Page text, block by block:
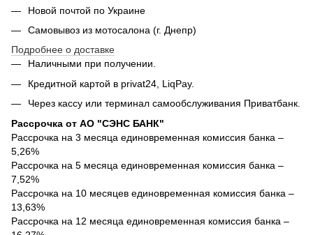
Новой почтой по Украине
Самовывоз из мотосалона (г. Днепр)
Подробнее о доставке
Наличными при получении.
Кредитной картой в privat24, LiqPay.
Через кассу или терминал самообслуживания Приватбанк.
Рассрочка от АО "СЭНС БАНК"
Рассрочка на 3 месяца единовременная комиссия банка –
5,26%
Рассрочка на 5 месяца единовременная комиссия банка –
7,52%
Рассрочка на 10 месяцев единовременная комиссия банка –
13,63%
Рассрочка на 12 месяца единовременная комиссия банка –